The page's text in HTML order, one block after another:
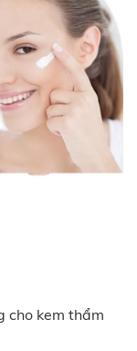
cho kem thẩm